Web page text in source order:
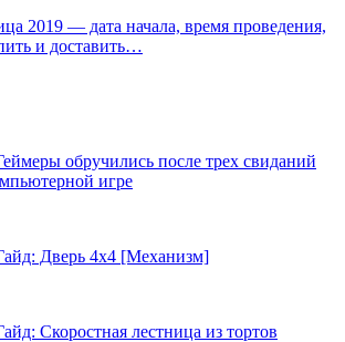
2019 — дата начала, время проведения,
и доставить…
обручились после трех свиданий
игре
Дверь 4х4 [Механизм]
Скоростная лестница из тортов